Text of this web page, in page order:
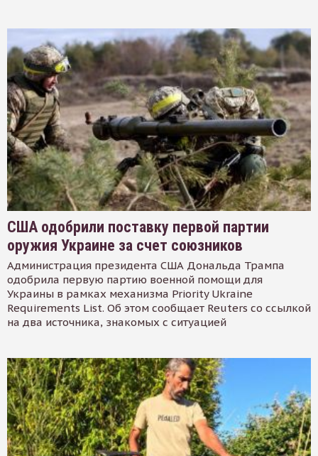
США одобрили поставку первой партии
оружия Украине за счет союзников
Администрация президента США Дональда Трампа
одобрила первую партию военной помощи для
Украины в рамках механизма Priority Ukraine
Requirements List. Об этом сообщает Reuters со ссылкой
на два источника, знакомых с ситуацией